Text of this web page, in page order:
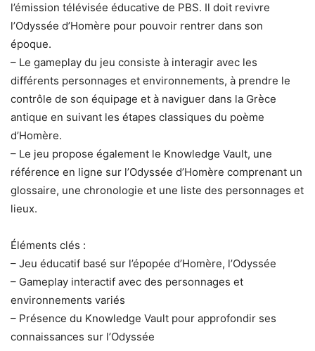
l’émission télévisée éducative de PBS. Il doit revivre
l’Odyssée d’Homère pour pouvoir rentrer dans son
époque.
– Le gameplay du jeu consiste à interagir avec les
différents personnages et environnements, à prendre le
contrôle de son équipage et à naviguer dans la Grèce
antique en suivant les étapes classiques du poème
d’Homère.
– Le jeu propose également le Knowledge Vault, une
référence en ligne sur l’Odyssée d’Homère comprenant un
glossaire, une chronologie et une liste des personnages et
lieux.
Éléments clés :
– Jeu éducatif basé sur l’épopée d’Homère, l’Odyssée
– Gameplay interactif avec des personnages et
environnements variés
– Présence du Knowledge Vault pour approfondir ses
connaissances sur l’Odyssée